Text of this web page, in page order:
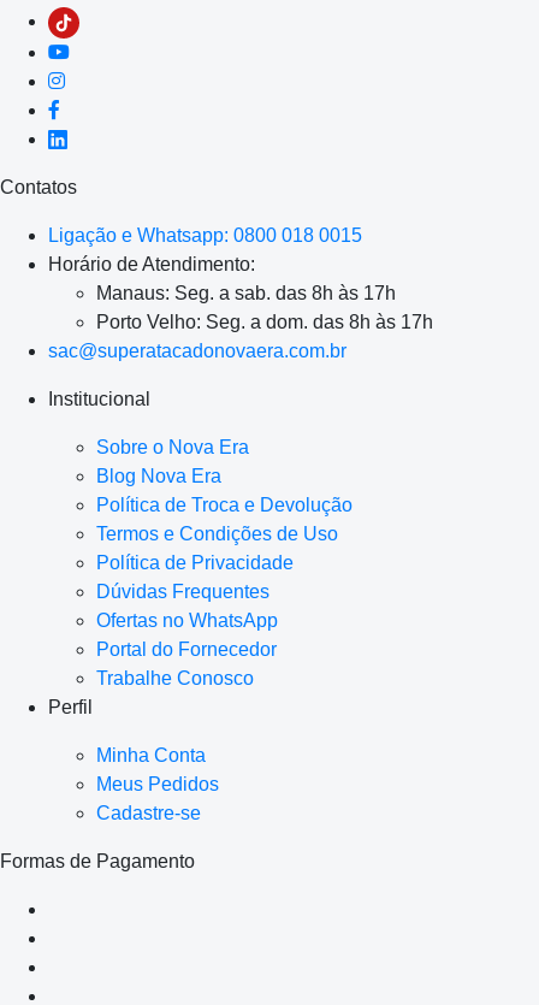
Contatos
Ligação e Whatsapp: 0800 018 0015
Horário de Atendimento:
Manaus: Seg. a sab. das 8h às 17h
Porto Velho: Seg. a dom. das 8h às 17h
sac@superatacadonovaera.com.br
Institucional
Sobre o Nova Era
Blog Nova Era
Política de Troca e Devolução
Termos e Condições de Uso
Política de Privacidade
Dúvidas Frequentes
Ofertas no WhatsApp
Portal do Fornecedor
Trabalhe Conosco
Perfil
Minha Conta
Meus Pedidos
Cadastre-se
Formas de Pagamento